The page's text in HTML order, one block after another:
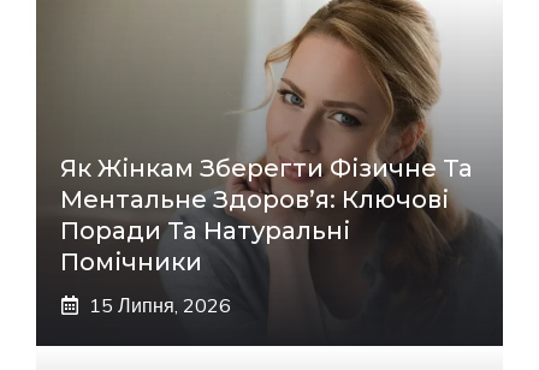
Як Жінкам Зберегти Фізичне Та
Ментальне Здоров’я: Ключові
Поради Та Натуральні
Помічники
15 Липня, 2026